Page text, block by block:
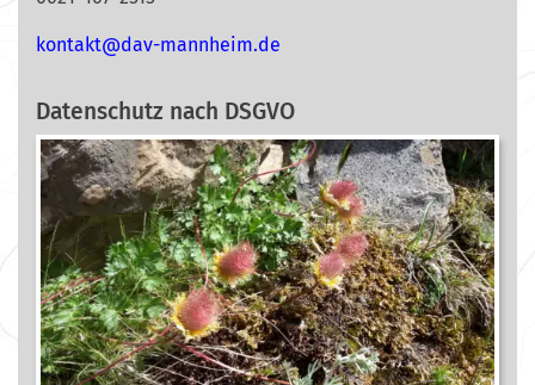
ed.mi
ehnna
m-vad
@tkat
nok
Datenschutz nach DSGVO